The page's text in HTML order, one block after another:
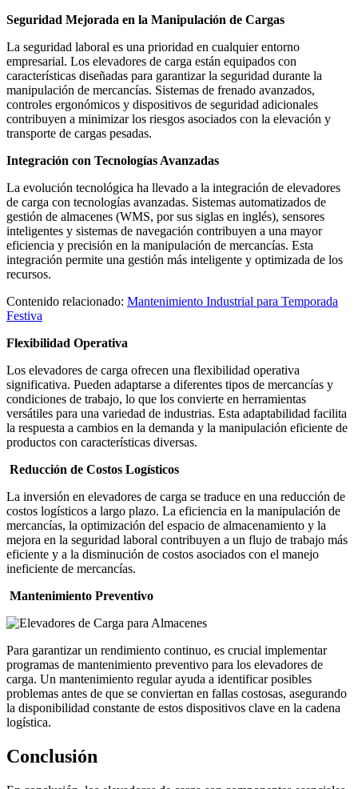
Seguridad Mejorada en la Manipulación de Cargas
La seguridad laboral es una prioridad en cualquier entorno
empresarial. Los elevadores de carga están equipados con
características diseñadas para garantizar la seguridad durante la
manipulación de mercancías. Sistemas de frenado avanzados,
controles ergonómicos y dispositivos de seguridad adicionales
contribuyen a minimizar los riesgos asociados con la elevación y
transporte de cargas pesadas.
Integración con Tecnologías Avanzadas
La evolución tecnológica ha llevado a la integración de elevadores
de carga con tecnologías avanzadas. Sistemas automatizados de
gestión de almacenes (WMS, por sus siglas en inglés), sensores
inteligentes y sistemas de navegación contribuyen a una mayor
eficiencia y precisión en la manipulación de mercancías. Esta
integración permite una gestión más inteligente y optimizada de los
recursos.
Contenido relacionado: Mantenimiento Industrial para Temporada
Festiva
Flexibilidad Operativa
Los elevadores de carga ofrecen una flexibilidad operativa
significativa. Pueden adaptarse a diferentes tipos de mercancías y
condiciones de trabajo, lo que los convierte en herramientas
versátiles para una variedad de industrias. Esta adaptabilidad facilita
la respuesta a cambios en la demanda y la manipulación eficiente de
productos con características diversas.
Reducción de Costos Logísticos
La inversión en elevadores de carga se traduce en una reducción de
costos logísticos a largo plazo. La eficiencia en la manipulación de
mercancías, la optimización del espacio de almacenamiento y la
mejora en la seguridad laboral contribuyen a un flujo de trabajo más
eficiente y a la disminución de costos asociados con el manejo
ineficiente de mercancías.
Mantenimiento Preventivo
Para garantizar un rendimiento continuo, es crucial implementar
programas de mantenimiento preventivo para los elevadores de
carga. Un mantenimiento regular ayuda a identificar posibles
problemas antes de que se conviertan en fallas costosas, asegurando
la disponibilidad constante de estos dispositivos clave en la cadena
logística.
Conclusión